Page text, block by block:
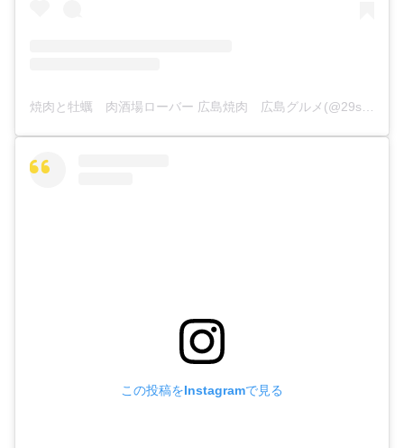
焼肉と牡蠣 肉酒場ローバー 広島焼肉 広島グルメ(@29sakaba_rover)がシェアした投稿
この投稿をInstagramで見る